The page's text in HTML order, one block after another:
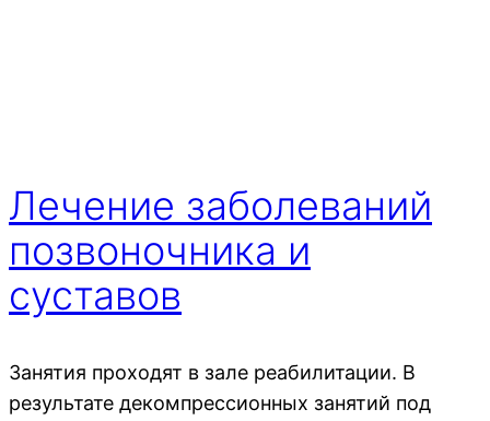
Лечение заболеваний
позвоночника и
суставов
Занятия проходят в зале реабилитации. В
результате декомпрессионных занятий под